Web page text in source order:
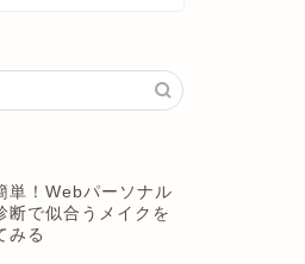
単！Webパーソナル
断で似合うメイクを
みる